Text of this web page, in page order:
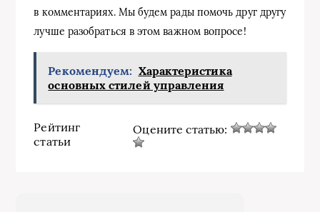
в комментариях. Мы будем рады помочь друг другу
лучше разобраться в этом важном вопросе!
Рекомендуем: Характеристика
основных стилей управления
Рейтинг
статьи
Оцените статью: